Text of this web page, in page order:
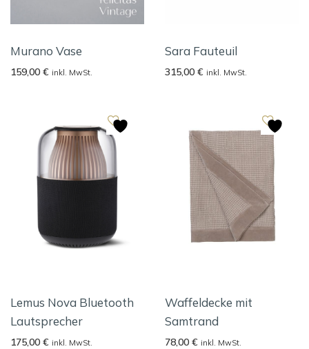
Murano Vase
159,00 € inkl. MwSt.
Sara Fauteuil
315,00 € inkl. MwSt.
Lemus Nova Bluetooth
Lautsprecher
175,00 € inkl. MwSt.
Waffeldecke mit
Samtrand
78,00 € inkl. MwSt.